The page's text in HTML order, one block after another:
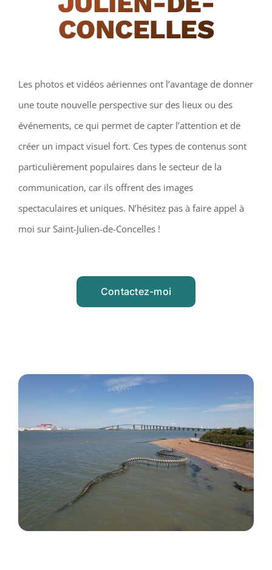
CONCELLES
Les photos et vidéos aériennes ont l’avantage de donner
une toute nouvelle perspective sur des lieux ou des
événements, ce qui permet de capter l’attention et de
créer un impact visuel fort. Ces types de contenus sont
particulièrement populaires dans le secteur de la
communication, car ils offrent des images
spectaculaires et uniques. N’hésitez pas à faire appel à
moi sur Saint-Julien-de-Concelles !
Contactez-moi